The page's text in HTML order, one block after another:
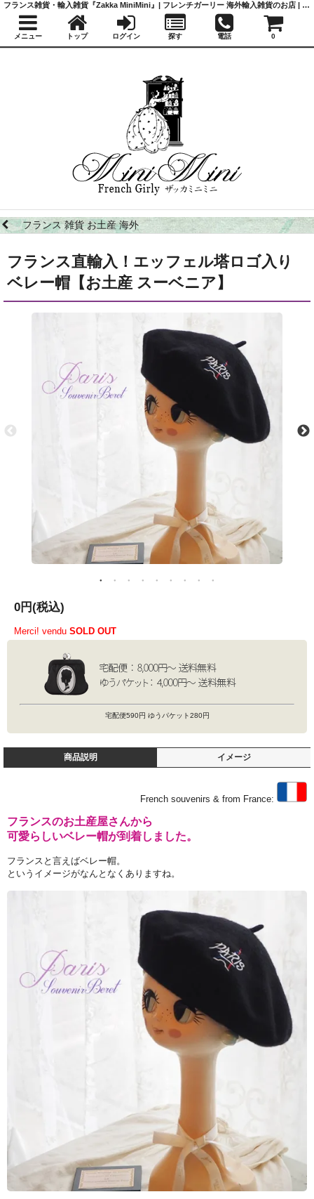
フランス 雑貨 お土産 海外
フランス直輸入！エッフェル塔ロゴ入り
ベレー帽【お土産 スーベニア】
0円(税込)
Merci! vendu SOLD OUT
宅配便590円 ゆうパケット280円
商品説明 イメージ
French souvenirs & from France:
フランスのお土産屋さんから
可愛らしいベレー帽が到着しました。
フランスと言えばベレー帽。
というイメージがなんとなくありますね。
フランス雑貨・輸入雑貨『Zakka MiniMini』| フレンチガーリー 海外輸入雑貨のお店 | かわいい雑貨 | 蚤の市 | アンティーク
メニュー トップ ログイン 探す 電話 0